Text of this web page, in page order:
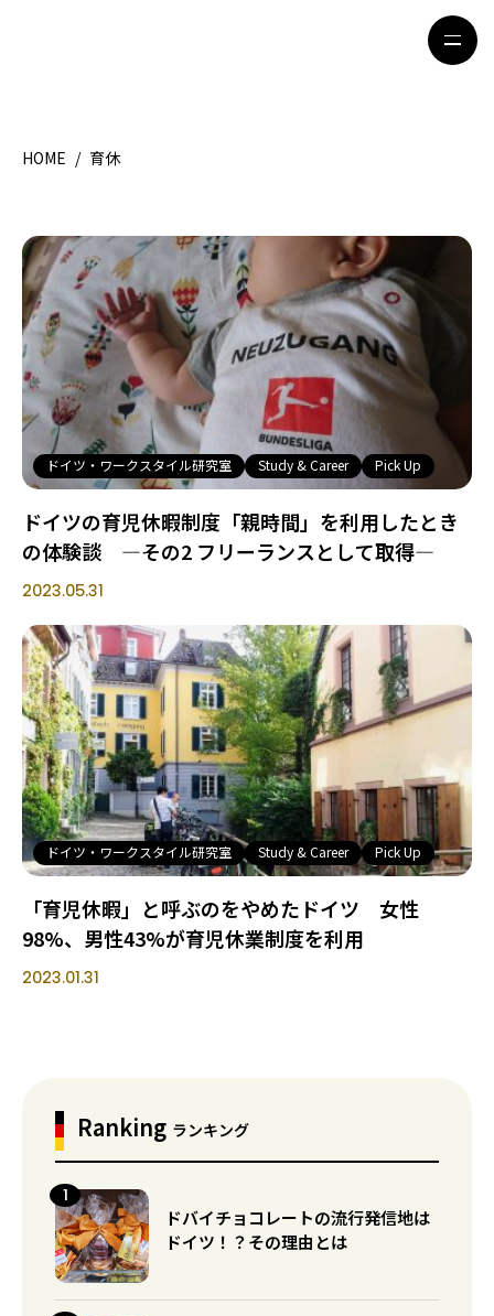
HOME
観光ガイド
留学＆キャリア
ライフスタイル
著者一覧
ライター募集
HOME / 育休
ドイツ・ワークスタイル研究室 Study & Career Pick Up
ドイツの育児休暇制度「親時間」を利用したとき
の体験談 ―その2 フリーランスとして取得―
2023.05.31
ドイツ・ワークスタイル研究室 Study & Career Pick Up
「育児休暇」と呼ぶのをやめたドイツ 女性
98%、男性43%が育児休業制度を利用
2023.01.31
Ranking ランキング
ドバイチョコレートの流行発信地は
ドイツ！？その理由とは